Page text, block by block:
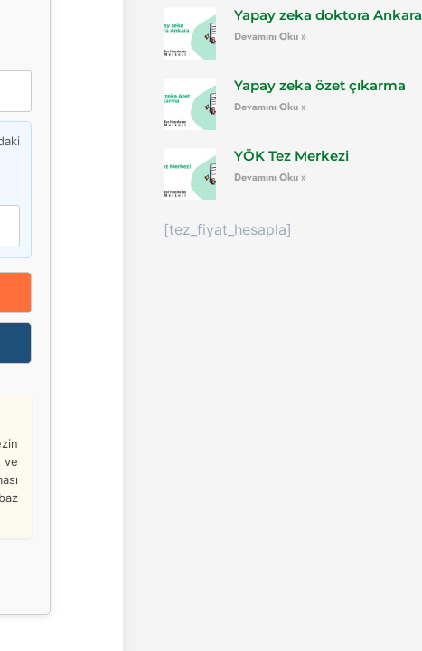
ve
Yapay zeka doktora Ankara
Devamını Oku »
Yapay zeka özet çıkarma
Devamını Oku »
YÖK Tez Merkezi
Devamını Oku »
[tez_fiyat_hesapla]